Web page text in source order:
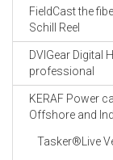
FieldCast the
Schill Reel
DVIGear Digital
professional
KERAF Power
Offshore and
Tasker®Live